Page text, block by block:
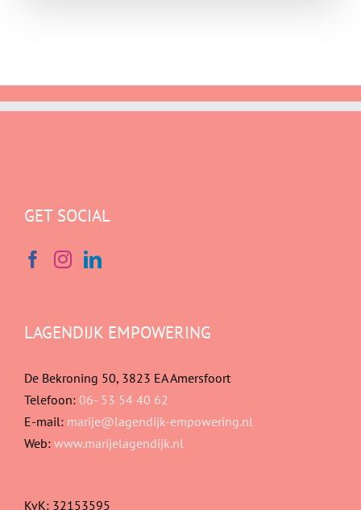
GET SOCIAL
LAGENDIJK EMPOWERING
De Bekroning 50, 3823 EA Amersfoort
Telefoon: 06- 53 54 40 62
E-mail: marije@lagendijk-empowering.nl
Web: www.marijelagendijk.nl
KvK: 32153595